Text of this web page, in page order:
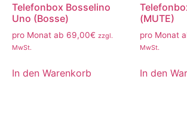
Telefonbox Bosselino
Uno (Bosse)
pro Monat ab 69,00€ zzgl.
MwSt.
In den Warenkorb
(MUTE)
pro Monat
MwSt.
In den